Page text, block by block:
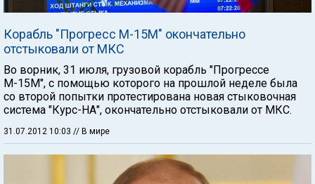
Корабль "Прогресс М-15М" окончательно
отстыковали от МКС
Во ворник, 31 июля, грузовой корабль "Прогрессе
М-15М", с помощью которого на прошлой неделе была
со второй попытки протестирована новая стыковочная
система "Курс-НА", окончательно отстыковали от МКС.
31.07.2012 10:03 // В мире